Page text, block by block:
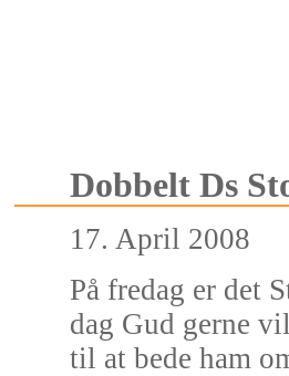
Dobbelt Ds
17. April 2008
På fredag er det
dag Gud gerne
til at bede ham